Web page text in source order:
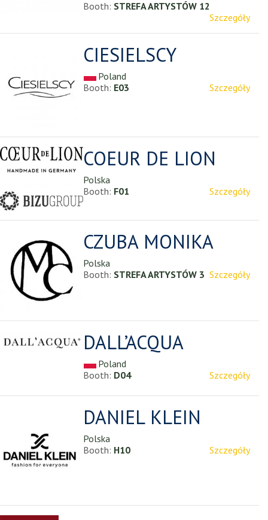
Booth: STREFA ARTYSTÓW 12
Szczegóły
CIESIELSCY
Poland
Booth: E03 Szczegóły
COEUR DE LION
Polska
Booth: F01 Szczegóły
CZUBA MONIKA
Polska
Booth: STREFA ARTYSTÓW 3 Szczegóły
DALL’ACQUA
Poland
Booth: D04 Szczegóły
DANIEL KLEIN
Polska
Booth: H10 Szczegóły